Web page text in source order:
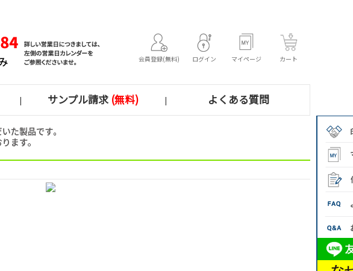
会員登録(無料) ログイン マイページ カート
| サンプル請求 (無料) |
よくある質問